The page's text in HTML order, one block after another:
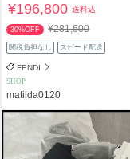
¥196,800送料込
30%OFF ¥281,600
関税負担なし スピード配送
FENDI
SHOP
matilda0120